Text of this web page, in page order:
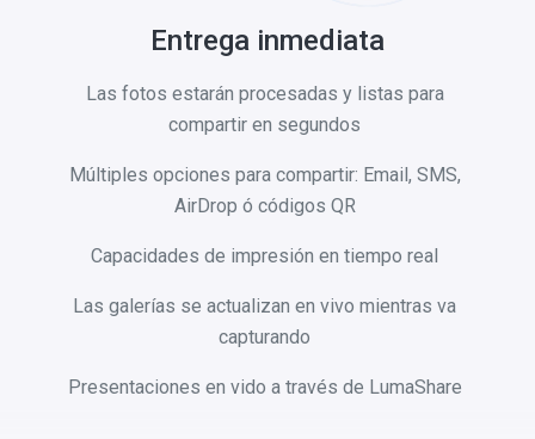
Entrega inmediata
Las fotos estarán procesadas y listas para
compartir en segundos
Múltiples opciones para compartir: Email, SMS,
AirDrop ó códigos QR
Capacidades de impresión en tiempo real
Las galerías se actualizan en vivo mientras va
capturando
Presentaciones en vido a través de LumaShare